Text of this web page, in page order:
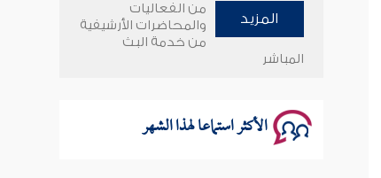
سلسلة محاضرات نفحات رمضانية
1444هـ
المزيد
من الفعاليات
والمحاضرات الأرشيفية
من خدمة البث
المباشر
الأكثر استماعا لهذا الشهر